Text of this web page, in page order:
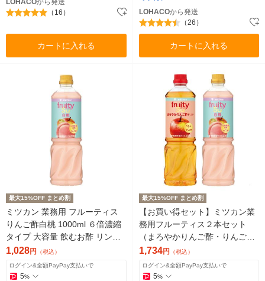
LOHACOから発送
（16）
カートに入れる
LOHACOから発送
（26）
カートに入れる
最大15%OFF まとめ割
ミツカン 業務用 フルーティス
りんご酢白桃 1000ml ６倍濃縮
タイプ 大容量 飲むお酢 リンゴ
酢 1本
1,028円 （税込）
ログイン&全額PayPay支払いで
5%
最大15%OFF まとめ割
【お買い得セット】ミツカン業
務用フルーティス２本セット
（まろやかりんご酢・りんご酢
白桃）1000ml 6倍濃縮タイプ
1,734円 （税込）
ログイン&全額PayPay支払いで
5%